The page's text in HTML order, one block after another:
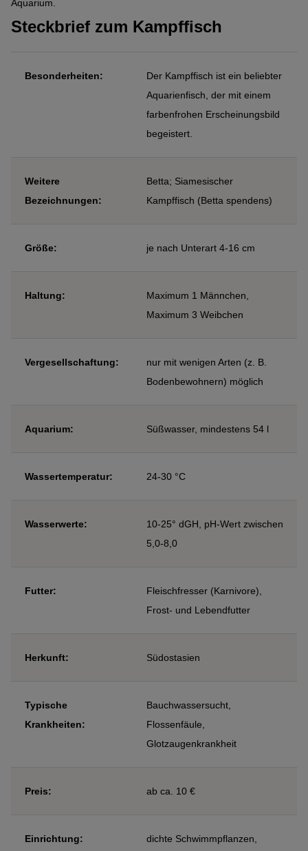
Aquarium.
Steckbrief zum Kampffisch
Besonderheiten:
Der Kampffisch ist ein beliebter
Aquarienfisch, der mit einem
farbenfrohen Erscheinungsbild
begeistert.
Weitere
Bezeichnungen:
Betta; Siamesischer
Kampffisch (Betta spendens)
Größe: je nach Unterart 4-16 cm
Haltung:
Maximum 1 Männchen,
Maximum 3 Weibchen
Vergesellschaftung:
nur mit wenigen Arten (z. B.
Bodenbewohnern) möglich
Aquarium: Süßwasser, mindestens 54 l
Wassertemperatur: 24-30 °C
Wasserwerte:
10-25° dGH, pH-Wert zwischen
5,0-8,0
Futter:
Fleischfresser (Karnivore),
Frost- und Lebendfutter
Herkunft: Südostasien
Typische
Krankheiten:
Bauchwassersucht,
Flossenfäule,
Glotzaugenkrankheit
Preis: ab ca. 10 €
Einrichtung:
dichte Schwimmpflanzen,